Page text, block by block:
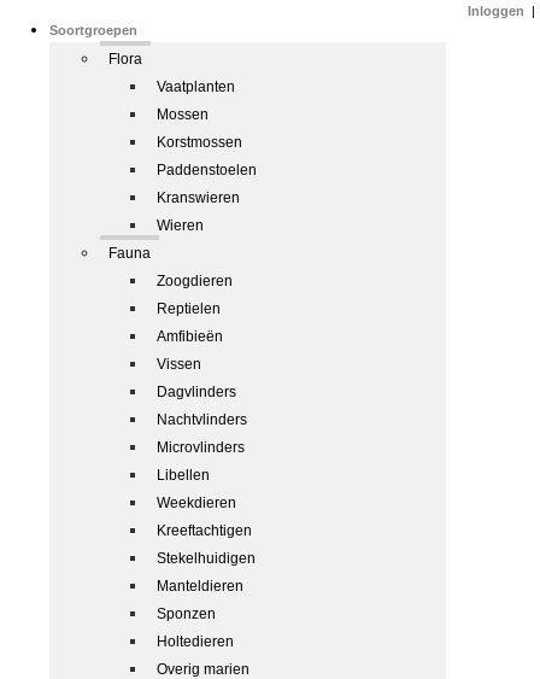
Soortgroepen
Flora
Vaatplanten
Mossen
Korstmossen
Paddenstoelen
Kranswieren
Wieren
Fauna
Zoogdieren
Reptielen
Amfibieën
Vissen
Dagvlinders
Nachtvlinders
Microvlinders
Libellen
Weekdieren
Kreeftachtigen
Stekelhuidigen
Manteldieren
Sponzen
Holtedieren
Overig marien
Inloggen |